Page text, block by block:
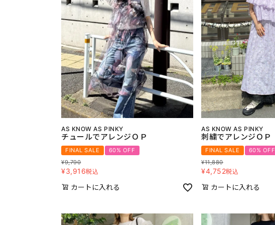
AS KNOW AS PINKY
チュールでアレンジＯＰ
FINAL SALE
60% OFF
¥9,790
¥3,916税込
カートに入れる
AS KNOW AS PINKY
刺繍でアレンジＯＰ
FINAL SALE
60% OFF
¥11,880
¥4,752税込
カートに入れる